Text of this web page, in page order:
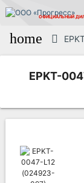
ОФИЦИАЛЬНЫЙ
home
EPKT-